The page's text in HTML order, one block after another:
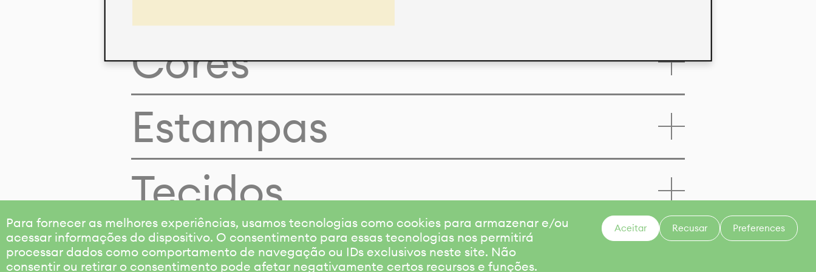
Para fornecer as melhores experiências, usamos tecnologias como cookies para armazenar e/ou
acessar informações do dispositivo. O consentimento para essas tecnologias nos permitirá
processar dados como comportamento de navegação ou IDs exclusivos neste site. Não
consentir ou retirar o consentimento pode afetar negativamente certos recursos e funções.
Aceitar Recusar Preferences
Cores
Estampas
Tecidos